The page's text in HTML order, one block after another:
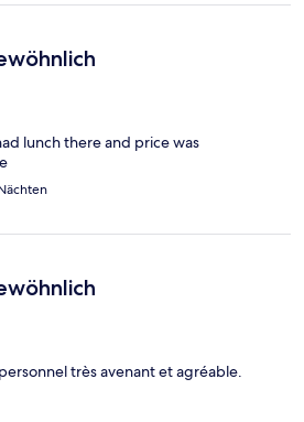
fehlen. 😀 Der Aufenthalt war
angenehm und gelungen. Ich würde
lunch there and price was
très avenant et agréable.